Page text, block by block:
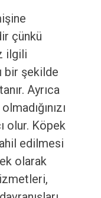
çünkü
ilgili
bir şekilde
Ayrıca
olur. Köpek
edilmesi
olarak